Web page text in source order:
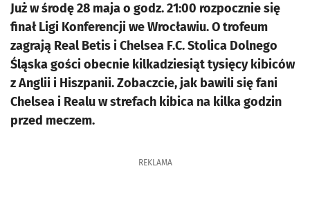
Już w środę 28 maja o godz. 21:00 rozpocznie się
finał Ligi Konferencji we Wrocławiu. O trofeum
zagrają Real Betis i Chelsea F.C. Stolica Dolnego
Śląska gości obecnie kilkadziesiąt tysięcy kibiców
z Anglii i Hiszpanii. Zobaczcie, jak bawili się fani
Chelsea i Realu w strefach kibica na kilka godzin
przed meczem.
REKLAMA